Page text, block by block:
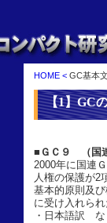
HOME < GC基本
【1】GC
■ＧＣ９ （国
2000年に国連
人権の保護が2
基本的原則及
に受け入れられ
・日本語訳 な